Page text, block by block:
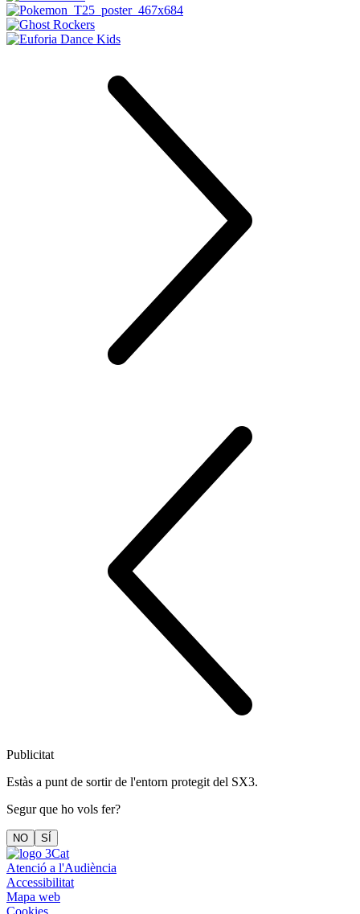
Publicitat
Estàs a punt de sortir de l'entorn protegit del SX3.
Segur que ho vols fer?
NO SÍ
Atenció a l'Audiència
Accessibilitat
Mapa web
Cookies